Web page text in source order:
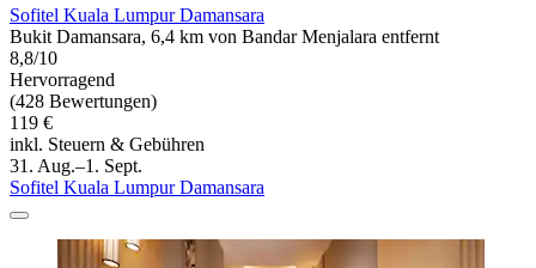
Sofitel Kuala Lumpur Damansara
Bukit Damansara, 6,4 km von Bandar Menjalara entfernt
8,8/10
Hervorragend
(428 Bewertungen)
119 €
inkl. Steuern & Gebühren
31. Aug.–1. Sept.
Sofitel Kuala Lumpur Damansara